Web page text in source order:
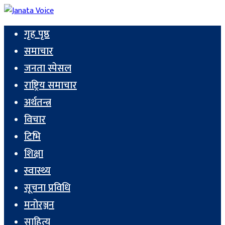
गृह पृष्ठ
समाचार
जनता स्पेसल
राष्ट्रिय समाचार
अर्थतन्त्र
विचार
टिभि
शिक्षा
स्वास्थ्य
सूचना प्रविधि
मनोरञ्जन